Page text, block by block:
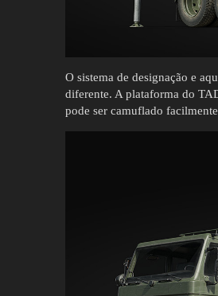
O sistema de designação e
diferente. A plataforma do
pode ser camuflado